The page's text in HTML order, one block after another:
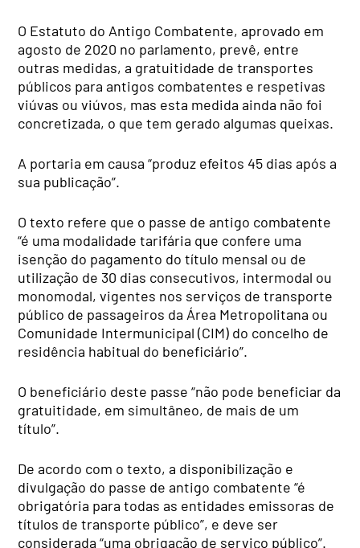
O Estatuto do Antigo Combatente, aprovado em
agosto de 2020 no parlamento, prevê, entre
outras medidas, a gratuitidade de transportes
públicos para antigos combatentes e respetivas
viúvas ou viúvos, mas esta medida ainda não foi
concretizada, o que tem gerado algumas queixas.
A portaria em causa “produz efeitos 45 dias após a
sua publicação”.
O texto refere que o passe de antigo combatente
“é uma modalidade tarifária que confere uma
isenção do pagamento do título mensal ou de
utilização de 30 dias consecutivos, intermodal ou
monomodal, vigentes nos serviços de transporte
público de passageiros da Área Metropolitana ou
Comunidade Intermunicipal (CIM) do concelho de
residência habitual do beneficiário”.
O beneficiário deste passe “não pode beneficiar da
gratuitidade, em simultâneo, de mais de um
título”.
De acordo com o texto, a disponibilização e
divulgação do passe de antigo combatente “é
obrigatória para todas as entidades emissoras de
títulos de transporte público”, e deve ser
considerada “uma obrigação de serviço público”.